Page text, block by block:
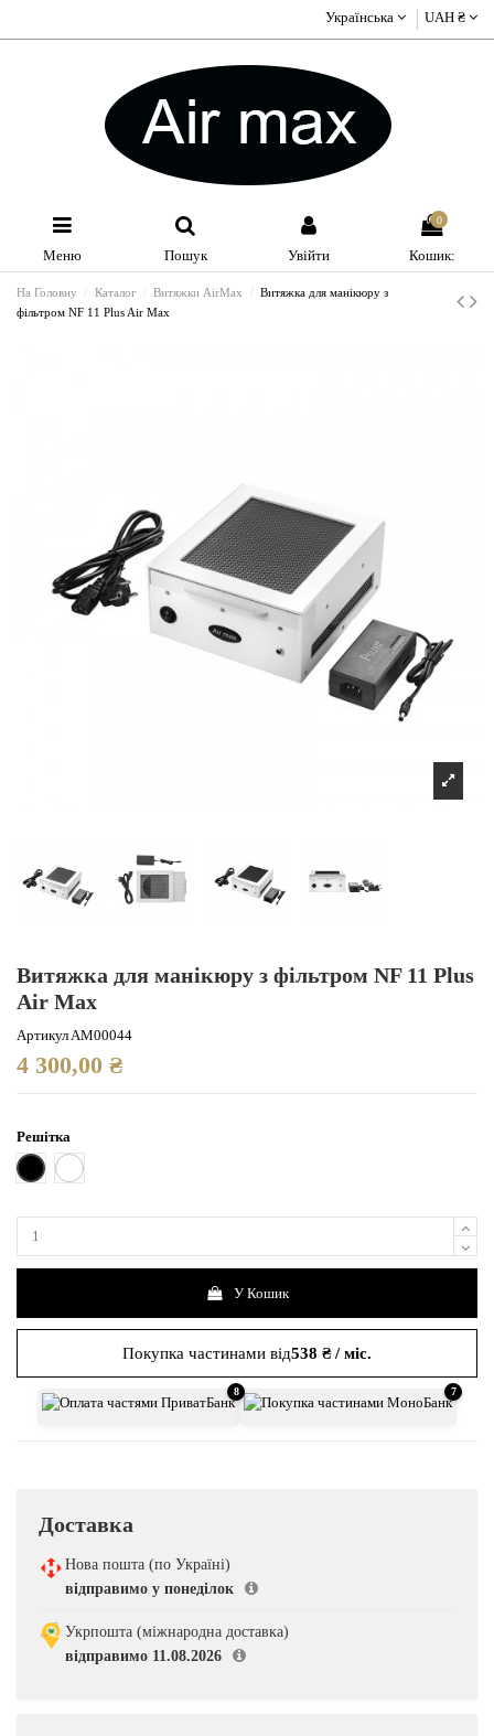
Українська UAH ₴
Меню Пошук Увійти
0
Кошик:
На Головну Каталог Витяжки AirMax
Витяжка для манікюру з
фільтром NF 11 Plus Air Max
Витяжка для манікюру з фільтром NF 11 Plus
Air Max
АртикулAM00044
4 300,00 ₴
Решітка
Чорна
Біла
У Кошик
Покупка частинами від538 ₴ / міс.
8 7
Доставка
Нова пошта (по Україні)
відправимо у понеділок
Укрпошта (міжнародна доставка)
відправимо 11.08.2026